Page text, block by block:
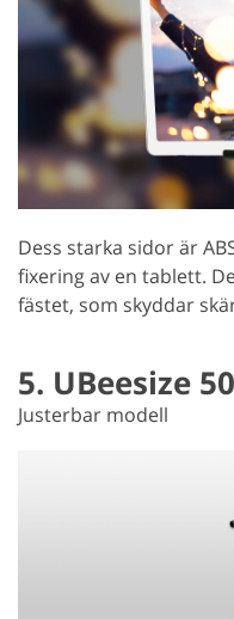
Dess starka sidor är
fixering av en tablett.
fästet, som skyddar
5. UBeesize 50
Justerbar modell